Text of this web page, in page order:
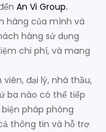
An Vi Group.
hàng của mình và
hàng sử dụng
chi phí, và mang
đại lý, nhà thầu,
ba nào có thể tiếp
pháp phòng
thông tin và hỗ trợ